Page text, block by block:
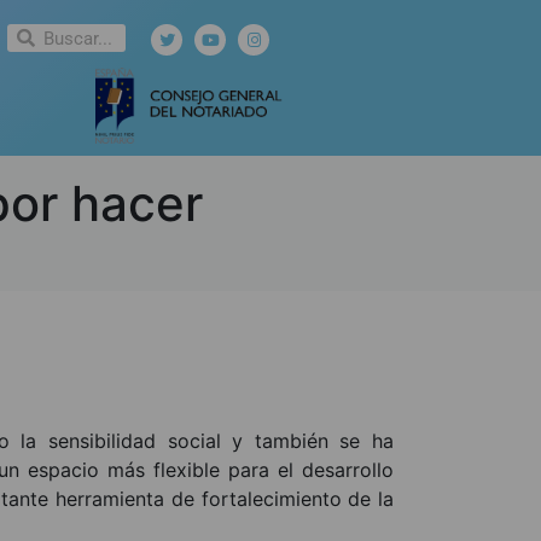
hacer
la sensibilidad social y también se ha
espacio más flexible para el desarrollo
herramienta de fortalecimiento de la